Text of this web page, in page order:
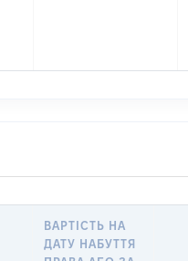
ВАРТІСТЬ НА
ДАТУ НАБУТТЯ